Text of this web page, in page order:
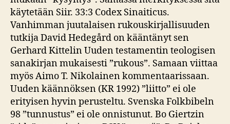
käytetään Siir. 33:3 Codex Sinaiticus.
Vanhimman juutalaisen rukouskirjallisuuden
tutkija David Hedegård on kääntänyt sen
Gerhard Kittelin Uuden testamentin teologisen
sanakirjan mukaisesti ”rukous”. Samaan viittaa
myös Aimo T. Nikolainen kommentaarissaan.
Uuden käännöksen (KR 1992) ”liitto” ei ole
erityisen hyvin perusteltu. Svenska Folkbibeln
98 ”tunnustus” ei ole onnistunut. Bo Giertzin